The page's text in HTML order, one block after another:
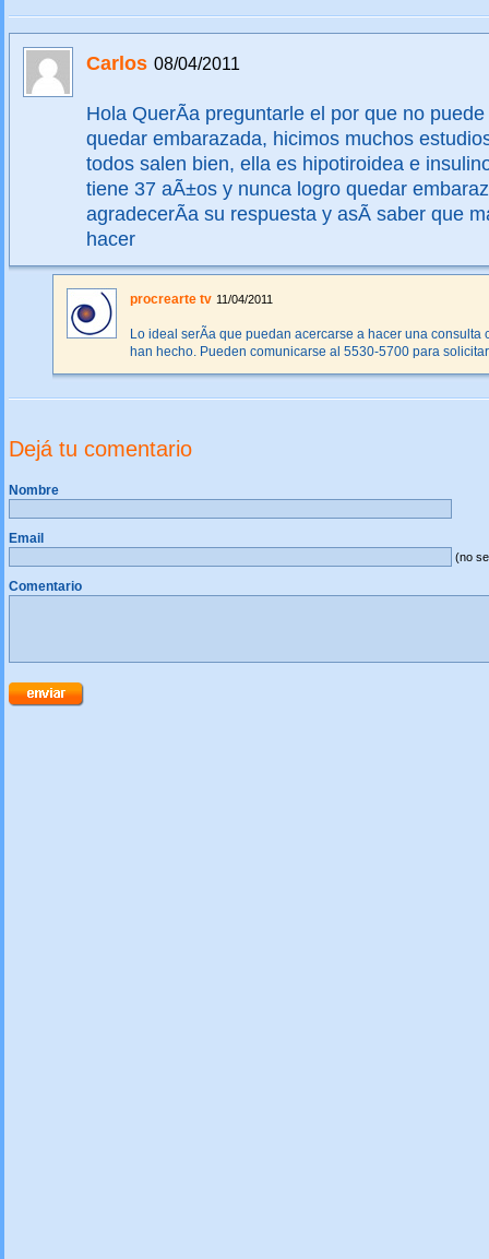
Carlos 08/04/2011
Hola QuerÃ­a preguntarle el por que no
quedar embarazada, hicimos muchos
todos salen bien, ella es hipotiroidea e
tiene 37 aÃ±os y nunca logro quedar
agradecerÃ­a su respuesta y asÃ­ saber que
hacer
procrearte tv 11/04/2011
Lo ideal serÃ­a que puedan acercarse a hacer una consulta
han hecho. Pueden comunicarse al 5530-5700 para
Dejá tu comentario
Nombre
Email
(no
Comentario